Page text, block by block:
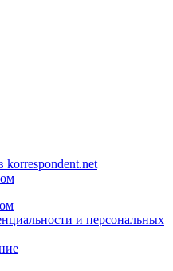
korrespondent.net
и персональных